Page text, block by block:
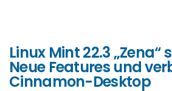
Linux Mint 22.3 „Zena“
Neue Features und
Cinnamon-Desktop